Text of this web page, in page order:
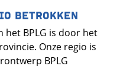
BETROKKEN
het BPLG is door het
Onze regio is
BPLG